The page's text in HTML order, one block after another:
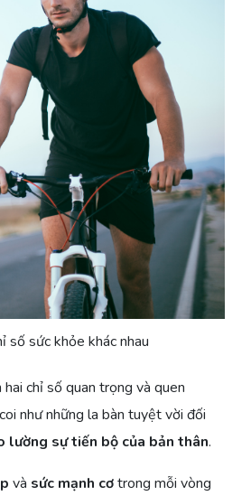
số sức khỏe khác nhau
chỉ số quan trọng và quen
như những la bàn tuyệt vời đối
lường sự tiến bộ của bản thân.
và sức mạnh cơtrong mỗi vòng